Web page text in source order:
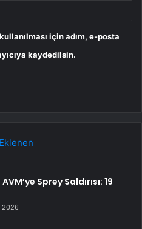
için adım, e-posta
kaydedilsin.
Sprey Saldırısı: 19
2026